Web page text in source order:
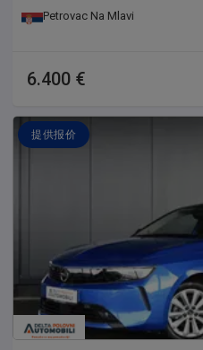
podizače prozora napred,
grejačima, Mp3 muziku sa USB i
podešavanje visine farova,
prodaju, IMAJU FABRIČKI
koji nikada nije skidan...
Ide na ime kupca tj. Plaćena
MOTO SAVEZA... Kupcu ostaje
istog dana... Gratis prevoz do
probne table ili registraciju, kao
u zameni je 6.900e. Svi podaci
nameri i informativnog su
potpunu tačnost ili ažurnost
Petrovac Na Mlavi
6.400 €
提供报价